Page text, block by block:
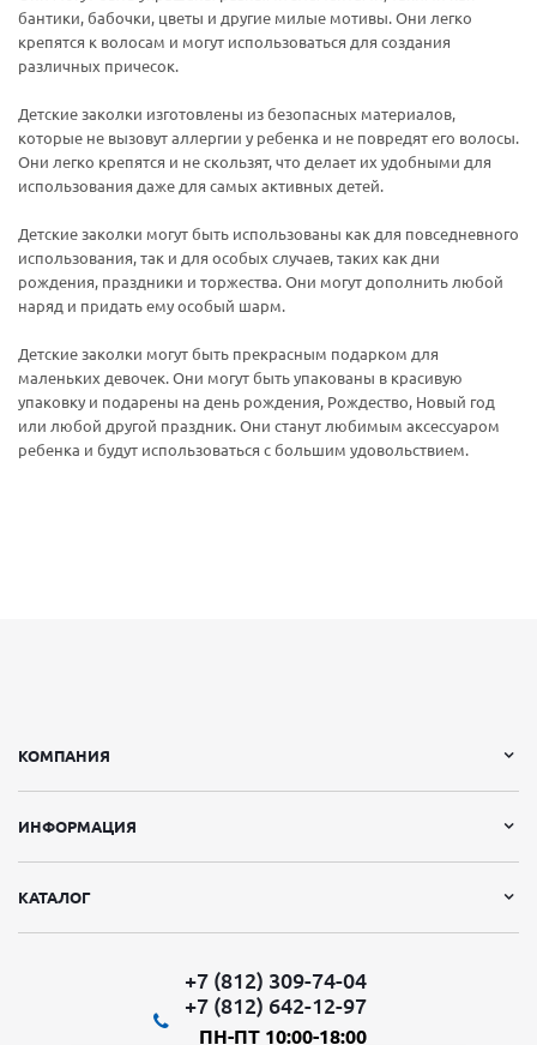
бантики, бабочки, цветы и другие милые мотивы. Они легко
крепятся к волосам и могут использоваться для создания
различных причесок.
Детские заколки изготовлены из безопасных материалов,
которые не вызовут аллергии у ребенка и не повредят его волосы.
Они легко крепятся и не скользят, что делает их удобными для
использования даже для самых активных детей.
Детские заколки могут быть использованы как для повседневного
использования, так и для особых случаев, таких как дни
рождения, праздники и торжества. Они могут дополнить любой
наряд и придать ему особый шарм.
Детские заколки могут быть прекрасным подарком для
маленьких девочек. Они могут быть упакованы в красивую
упаковку и подарены на день рождения, Рождество, Новый год
или любой другой праздник. Они станут любимым аксессуаром
ребенка и будут использоваться с большим удовольствием.
КОМПАНИЯ
ИНФОРМАЦИЯ
КАТАЛОГ
+7 (812) 309-74-04
+7 (812) 642-12-97
ПН-ПТ 10:00-18:00